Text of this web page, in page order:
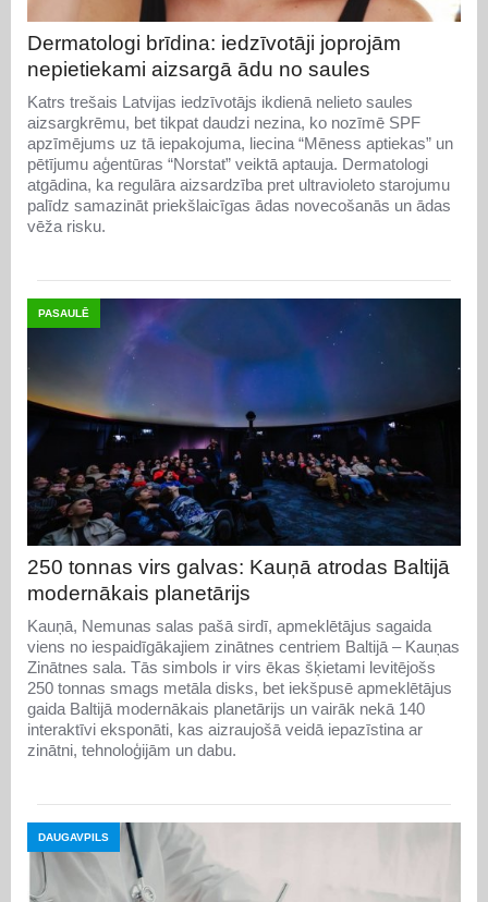
Dermatologi brīdina: iedzīvotāji joprojām
nepietiekami aizsargā ādu no saules
Katrs trešais Latvijas iedzīvotājs ikdienā nelieto saules
aizsargkrēmu, bet tikpat daudzi nezina, ko nozīmē SPF
apzīmējums uz tā iepakojuma, liecina “Mēness aptiekas” un
pētījumu aģentūras “Norstat” veiktā aptauja. Dermatologi
atgādina, ka regulāra aizsardzība pret ultravioleto starojumu
palīdz samazināt priekšlaicīgas ādas novecošanās un ādas
vēža risku.
PASAULĒ
250 tonnas virs galvas: Kauņā atrodas Baltijā
modernākais planetārijs
Kauņā, Nemunas salas pašā sirdī, apmeklētājus sagaida
viens no iespaidīgākajiem zinātnes centriem Baltijā – Kauņas
Zinātnes sala. Tās simbols ir virs ēkas šķietami levitējošs
250 tonnas smags metāla disks, bet iekšpusē apmeklētājus
gaida Baltijā modernākais planetārijs un vairāk nekā 140
interaktīvi eksponāti, kas aizraujošā veidā iepazīstina ar
zinātni, tehnoloģijām un dabu.
DAUGAVPILS